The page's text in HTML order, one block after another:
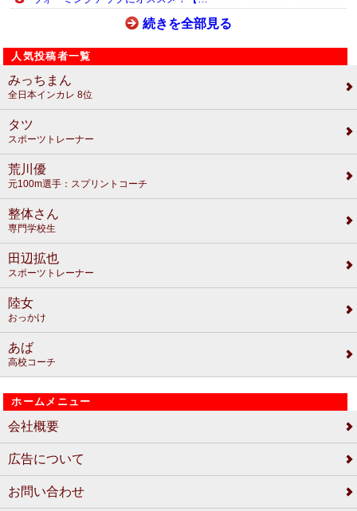
続きを全部見る
人気投稿者一覧
みっちまん
全日本インカレ 8位
タツ
スポーツトレーナー
荒川優
元100m選手：スプリントコーチ
整体さん
専門学校生
田辺拡也
スポーツトレーナー
陸女
おっかけ
あば
高校コーチ
ホームメニュー
会社概要
広告について
お問い合わせ